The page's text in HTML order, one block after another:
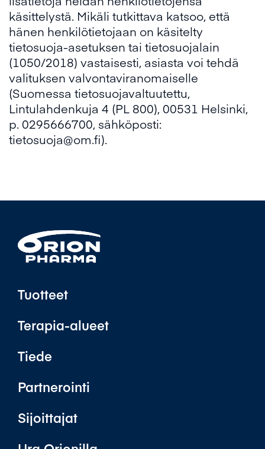
käsittelystä. Mikäli tutkittava katsoo, että
hänen henkilötietojaan on käsitelty
tietosuoja-asetuksen tai tietosuojalain
(1050/2018) vastaisesti, asiasta voi tehdä
valituksen valvontaviranomaiselle
(Suomessa tietosuojavaltuutettu,
Lintulahdenkuja 4 (PL 800), 00531 Helsinki,
p. 0295666700, sähköposti:
tietosuoja@om.fi).
Tuotteet
Terapia-alueet
Tiede
Partnerointi
Sijoittajat